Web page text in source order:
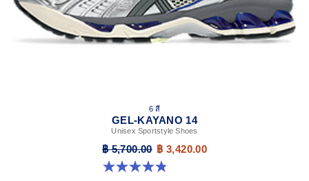
6 สี
GEL-KAYANO 14
Unisex Sportstyle Shoes
฿ 5,700.00 ฿ 3,420.00
4.8 จาก 5 ดาว 111 รีวิว